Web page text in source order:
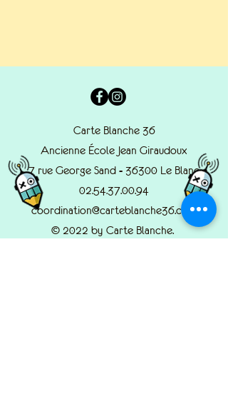
Carte Blanche 36
Ancienne École Jean Giraudoux
7 rue George Sand - 36300 Le Blanc
02.54.37.00.94
coordination@carteblanche36.com
© 2022 by Carte Blanche.